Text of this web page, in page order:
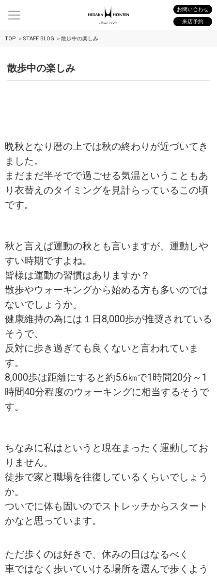
お問い合わせ
来店予約
TOP STAFF BLOG 散歩中の楽しみ
散歩中の楽しみ
晩秋となり暦の上では秋の終わりが近づいてき
ました。
まだまだ半そでで過ごせる気温ということもあ
り衣替えのタイミングを見計らっているこの頃
です。
秋と言えば運動の秋とも言いますが、運動しや
すい時期ですよね。
皆様は運動の習慣はありますか？
散歩やウォーキングから始める方も多いのでは
ないでしょうか。
健康維持の為には１日8,000歩が推奨されている
そうで、
反対に歩き過ぎても良くないと言われていま
す。
8,000歩は距離にすると約5.6㎞で1時間20分～1
時間40分程度のウォーキングに相当するそうで
す。
ちなみに私はというと現在まったく運動してお
りません。
徒歩で家と職場を往復しているくらいでしょう
か。
ついでに体も固いのでストレッチからスタート
かなと思っています。
ただ歩くのは好きで、休みの日はなるべく
車ではなく歩いていける場所を選んで歩くよう